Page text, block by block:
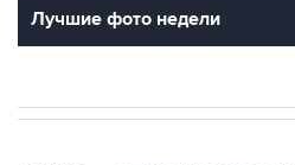
Лучшие фото недели